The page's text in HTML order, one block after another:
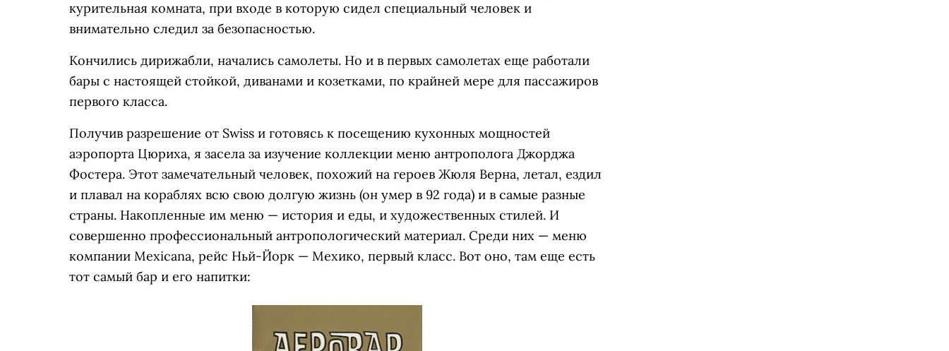
курительная комната, при входе в которую сидел специальный человек и
внимательно следил за безопасностью.
Кончились дирижабли, начались самолеты. Но и в первых самолетах еще работали
бары с настоящей стойкой, диванами и козетками, по крайней мере для пассажиров
первого класса.
Получив разрешение от Swiss и готовясь к посещению кухонных мощностей
аэропорта Цюриха, я засела за изучение коллекции меню антрополога Джорджа
Фостера. Этот замечательный человек, похожий на героев Жюля Верна, летал, ездил
и плавал на кораблях всю свою долгую жизнь (он умер в 92 года) и в самые разные
страны. Накопленные им меню — история и еды, и художественных стилей. И
совершенно профессиональный антропологический материал. Среди них — меню
компании Mexicana, рейс Ньй-Йорк — Мехико, первый класс. Вот оно, там еще есть
тот самый бар и его напитки: